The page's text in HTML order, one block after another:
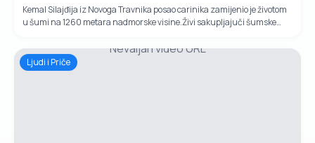
Kemal Silajđija iz Novoga Travnika posao carinika zamijenio je životom
u šumi na 1260 metara nadmorske visine.Živi sakupljajuči šumske
traženija na tržištu.
Nevaljan video URL
Ljudi i Priče